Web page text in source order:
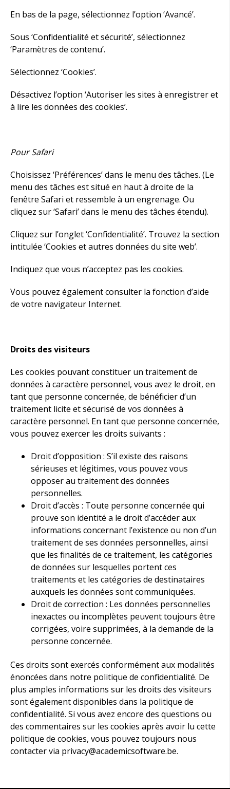
En bas de la page, sélectionnez l’option ‘Avancé’.
Sous ‘Confidentialité et sécurité’, sélectionnez
‘Paramètres de contenu’.
Sélectionnez ‘Cookies’.
Désactivez l’option ‘Autoriser les sites à enregistrer et
à lire les données des cookies’.
Pour Safari
Choisissez ‘Préférences’ dans le menu des tâches. (Le
menu des tâches est situé en haut à droite de la
fenêtre Safari et ressemble à un engrenage. Ou
cliquez sur ‘Safari’ dans le menu des tâches étendu).
Cliquez sur l’onglet ‘Confidentialité’. Trouvez la section
intitulée ‘Cookies et autres données du site web’.
Indiquez que vous n’acceptez pas les cookies.
Vous pouvez également consulter la fonction d’aide
de votre navigateur Internet.
Droits des visiteurs
Les cookies pouvant constituer un traitement de
données à caractère personnel, vous avez le droit, en
tant que personne concernée, de bénéficier d’un
traitement licite et sécurisé de vos données à
caractère personnel. En tant que personne concernée,
vous pouvez exercer les droits suivants :
Droit d’opposition : S’il existe des raisons
sérieuses et légitimes, vous pouvez vous
opposer au traitement des données
personnelles.
Droit d’accès : Toute personne concernée qui
prouve son identité a le droit d’accéder aux
informations concernant l’existence ou non d’un
traitement de ses données personnelles, ainsi
que les finalités de ce traitement, les catégories
de données sur lesquelles portent ces
traitements et les catégories de destinataires
auxquels les données sont communiquées.
Droit de correction : Les données personnelles
inexactes ou incomplètes peuvent toujours être
corrigées, voire supprimées, à la demande de la
personne concernée.
Ces droits sont exercés conformément aux modalités
énoncées dans notre politique de confidentialité. De
plus amples informations sur les droits des visiteurs
sont également disponibles dans la politique de
confidentialité. Si vous avez encore des questions ou
des commentaires sur les cookies après avoir lu cette
politique de cookies, vous pouvez toujours nous
contacter via privacy@academicsoftware.be.